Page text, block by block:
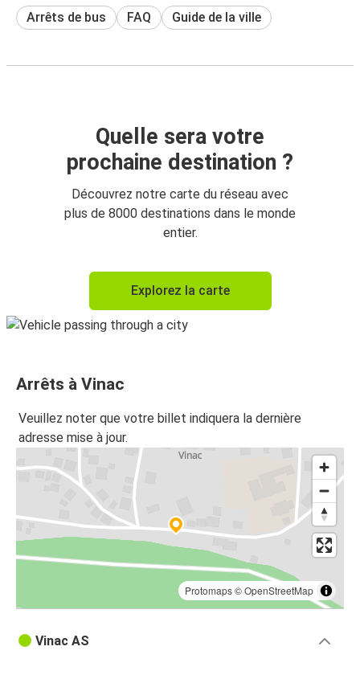
Arrêts de bus FAQ Guide de la ville
Quelle sera votre
prochaine destination ?
Découvrez notre carte du réseau avec
plus de 8000 destinations dans le monde
entier.
Explorez la carte
Arrêts à Vinac
Veuillez noter que votre billet indiquera la dernière
adresse mise à jour.
Protomaps©OpenStreetMap
Vinac AS